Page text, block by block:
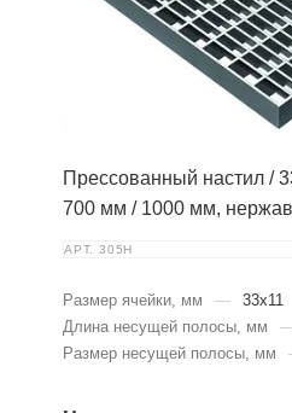
Прессованный настил /
700 мм / 1000 мм,
АРТ. 305Н
Размер ячейки, мм —
33х11
Длина несущей полосы, мм
Размер несущей полосы, мм